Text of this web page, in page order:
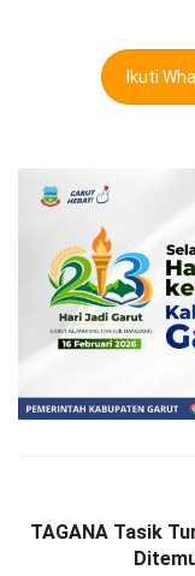
Ikuti
TAGANA Tasik